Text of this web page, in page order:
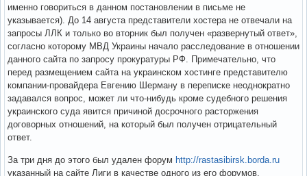
именно говориться в данном постановлении в письме не
указывается). До 14 августа представители хостера не отвечали на
запросы ЛЛК и только во вторник был получен «развернутый ответ»,
согласно которому МВД Украины начало расследование в отношении
данного сайта по запросу прокуратуры РФ. Примечательно, что
перед размещением сайта на украинском хостинге представителю
компании-провайдера Евгению Шерману в переписке неоднократно
задавался вопрос, может ли что-нибудь кроме судебного решения
украинского суда явится причиной досрочного расторжения
договорных отношений, на который был получен отрицательный
ответ.
За три дня до этого был удален форум http://rastasibirsk.borda.ru
указанный на сайте Лиги в качестве одного из его форумов.